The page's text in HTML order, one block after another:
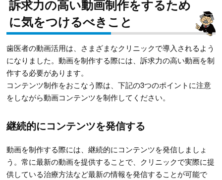
訴求力の高い動画制作をするため
に気をつけるべきこと
歯医者の動画活用は、さまざまなクリニックで導入されるよう
になりました。動画を制作する際には、訴求力の高い動画を制
作する必要があります。
コンテンツ制作をおこなう際は、下記の3つのポイントに注意
をしながら動画コンテンツを制作してください。
継続的にコンテンツを発信する
動画を制作する際には、継続的にコンテンツを発信しましょ
う。常に最新の動画を提供することで、クリニックで実際に提
供している治療方法など最新の情報を発信することが可能で